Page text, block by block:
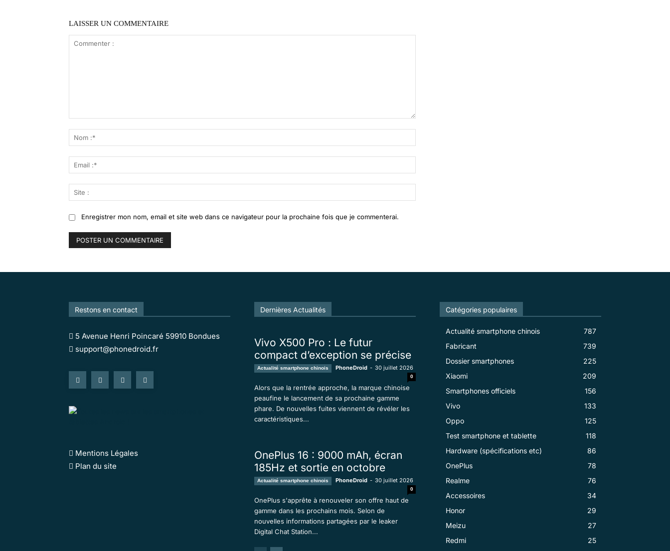
LAISSER UN COMMENTAIRE
:*
:*
:
Enregistrer mon nom, email et site web dans ce navigateur pour la prochaine fois que je commenterai.
Restons en contact
5 Avenue Henri Poincaré 59910 Bondues
support@phonedroid.fr
Mentions Légales
Plan du site
Dernières Actualités
Vivo X500 Pro : Le futur
compact d’exception se précise
Actualité smartphone chinois PhoneDroid - 30 juillet 2026
0
Alors que la rentrée approche, la marque chinoise
peaufine le lancement de sa prochaine gamme
phare. De nouvelles fuites viennent de révéler les
caractéristiques...
OnePlus 16 : 9000 mAh, écran
185Hz et sortie en octobre
Actualité smartphone chinois PhoneDroid - 30 juillet 2026
0
OnePlus s'apprête à renouveler son offre haut de
gamme dans les prochains mois. Selon de
nouvelles informations partagées par le leaker
Digital Chat Station...
Catégories populaires
Actualité smartphone chinois
787
Fabricant
739
Dossier smartphones
225
Xiaomi
209
Smartphones officiels
156
Vivo
133
Oppo
125
Test smartphone et tablette
118
Hardware (spécifications etc)
86
OnePlus
78
Realme
76
Accessoires
34
Honor
29
Meizu
27
Redmi
25